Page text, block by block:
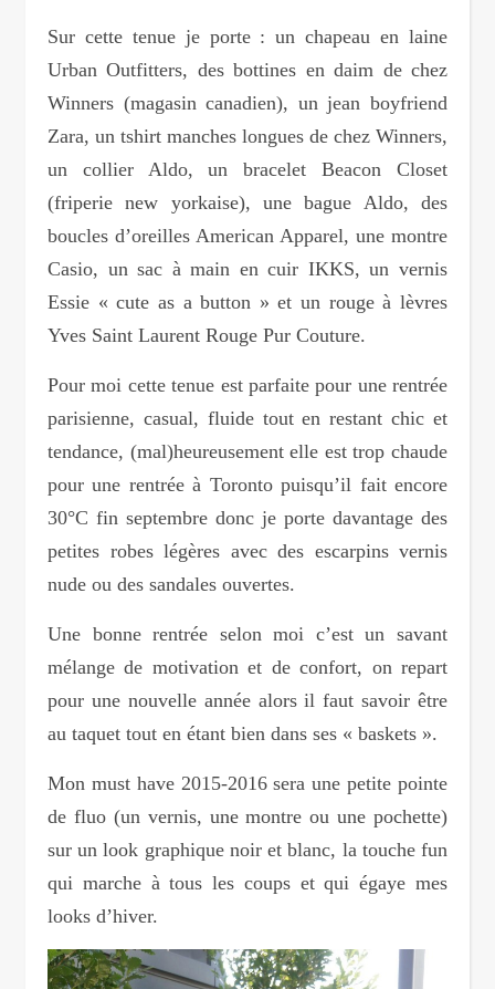
Sur cette tenue je porte : un chapeau en laine
Urban Outfitters, des bottines en daim de chez
Winners (magasin canadien), un jean boyfriend
Zara, un tshirt manches longues de chez Winners,
un collier Aldo, un bracelet Beacon Closet
(friperie new yorkaise), une bague Aldo, des
boucles d’oreilles American Apparel, une montre
Casio, un sac à main en cuir IKKS, un vernis
Essie « cute as a button » et un rouge à lèvres
Yves Saint Laurent Rouge Pur Couture.
Pour moi cette tenue est parfaite pour une rentrée
parisienne, casual, fluide tout en restant chic et
tendance, (mal)heureusement elle est trop chaude
pour une rentrée à Toronto puisqu’il fait encore
30°C fin septembre donc je porte davantage des
petites robes légères avec des escarpins vernis
nude ou des sandales ouvertes.
Une bonne rentrée selon moi c’est un savant
mélange de motivation et de confort, on repart
pour une nouvelle année alors il faut savoir être
au taquet tout en étant bien dans ses « baskets ».
Mon must have 2015-2016 sera une petite pointe
de fluo (un vernis, une montre ou une pochette)
sur un look graphique noir et blanc, la touche fun
qui marche à tous les coups et qui égaye mes
looks d’hiver.